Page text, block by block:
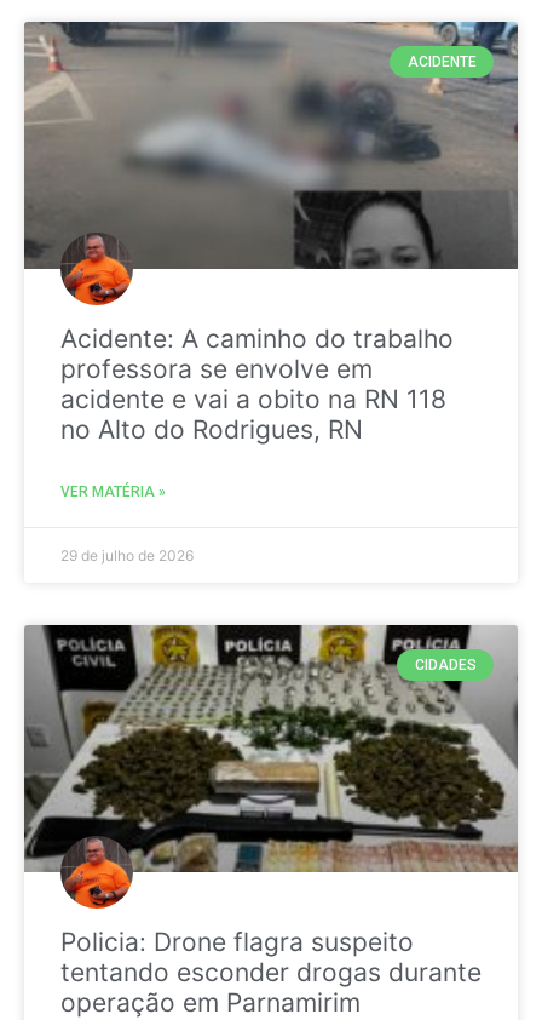
ACIDENTE
Acidente: A caminho do trabalho
professora se envolve em
acidente e vai a obito na RN 118
no Alto do Rodrigues, RN
VER MATÉRIA »
29 de julho de 2026
CIDADES
Policia: Drone flagra suspeito
tentando esconder drogas durante
operação em Parnamirim